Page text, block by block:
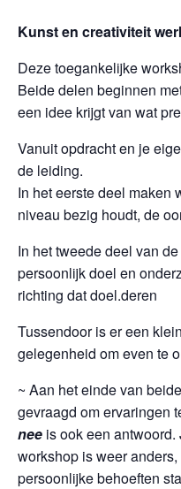
Kunst en creativiteit
Deze toegankelijke
Beide delen beginnen
een idee krijgt van wat
Vanuit opdracht en je
de leiding.
In het eerste deel maken
niveau bezig houdt, de
In het tweede deel van
persoonlijk doel en
richting dat doel.deren
Tussendoor is er een
gelegenheid om even te
~ Aan het einde van
gevraagd om ervaringen
nee is ook een
workshop is weer
persoonlijke behoeften